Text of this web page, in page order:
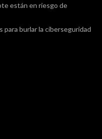
están en riesgo de
para burlar la ciberseguridad